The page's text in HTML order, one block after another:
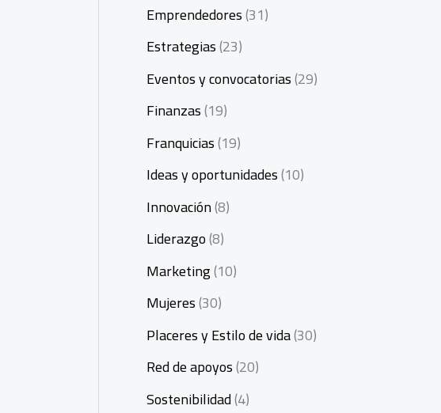
Emprendedores(31)
Estrategias(23)
Eventos y convocatorias(29)
Finanzas(19)
Franquicias(19)
Ideas y oportunidades(10)
Innovación(8)
Liderazgo(8)
Marketing(10)
Mujeres(30)
Placeres y Estilo de vida(30)
Red de apoyos(20)
Sostenibilidad(4)